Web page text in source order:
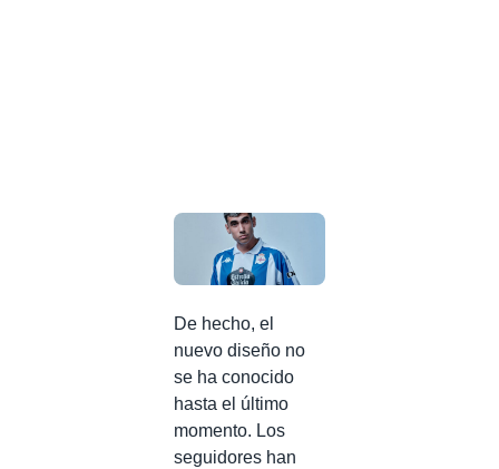
De hecho, el
nuevo diseño no
se ha conocido
hasta el último
momento. Los
seguidores han